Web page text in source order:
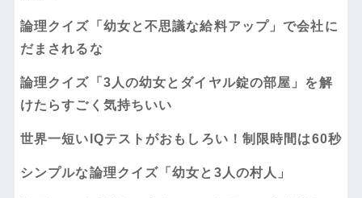
論理クイズ「幼女と不思議な給料アップ」で会社に
だまされるな
論理クイズ「3人の幼女とダイヤル錠の部屋」を解
けたらすごく気持ちいい
世界一短いIQテストがおもしろい！制限時間は60秒
シンプルな論理クイズ「幼女と3人の村人」